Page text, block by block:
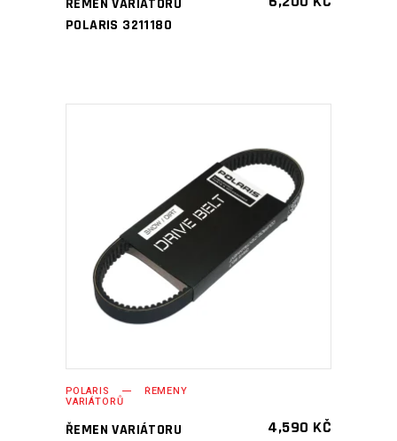
ŘEMEN VARIÁTORU
POLARIS 3211180
PŘIDAT DO KOŠÍKU
POLARIS ŘEMENY
VARIÁTORŮ
ŘEMEN VARIÁTORU
4,590 KČ